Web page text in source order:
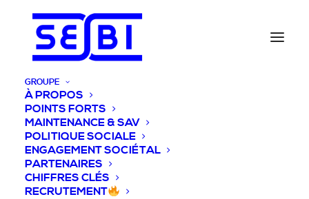
GROUPE
À PROPOS
POINTS FORTS
MAINTENANCE & SAV
POLITIQUE SOCIALE
ENGAGEMENT SOCIÉTAL
PARTENAIRES
CHIFFRES CLÉS
RECRUTEMENT